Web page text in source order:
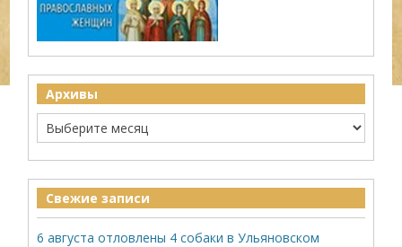
Архивы
Свежие записи
6 августа отловлены 4 собаки в Ульяновском